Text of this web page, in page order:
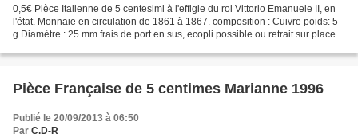
0,5€ Pièce Italienne de 5 centesimi à l'effigie du roi Vittorio Emanuele II, en
l'état. Monnaie en circulation de 1861 à 1867. composition : Cuivre poids: 5
g Diamètre : 25 mm frais de port en sus, ecopli possible ou retrait sur place.
Pièce Française de 5 centimes Marianne 1996
Publié le 20/09/2013 à 06:50
Par C.D-R